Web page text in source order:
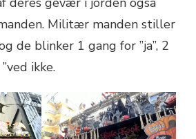
Militær manden stiller
de blinker 1 gang for ”ja”, 2
ikke.